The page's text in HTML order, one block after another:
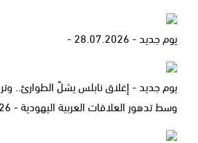
يوم جديد - 28.07.2026 -
يوم جديد - إغلاق نابلس يشلّ الطوارئ..
وسط تدهور العلاقات العربية اليهودية - 27.7.26